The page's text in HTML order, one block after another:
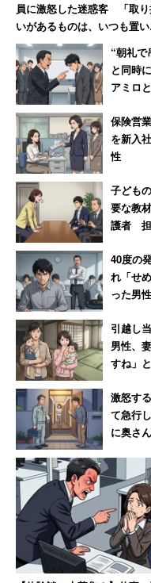
町内会や自治会は、共
係の希薄化、少子化な
視されることもしばし
加入団体でなく、加入
下されています。
役員やってみたら
もアリだと思った
他方、書き込みには町
人の話もあります。
「町内会とか面倒だ
ど、年取ると、ご近
繋がりって本当に大
「子供の顔も覚えて
れる。老人が多い地
っててくれてるし、
筆者も数年前初めて自
はありましたが普段接
りになり、良い経験に
員に激怒した迷惑客 「取り
いがあるものは、いつも置
け」と主張 → 後日「近所で有
なクレーマー」と判明
“朝礼で
と同時
アミロ
保険営
を新入
性
子ども
要な教
護者 担
40度の
れ「せ
った男
引越し
男性、
すね」
激怒す
て急行
に奥さ